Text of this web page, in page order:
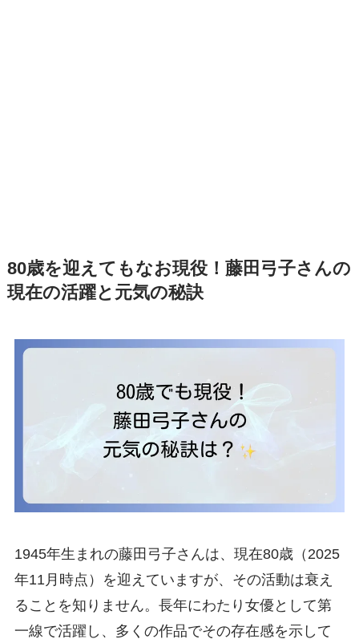
80歳を迎えてもなお現役！藤田弓子さんの
現在の活躍と元気の秘訣
1945年生まれの藤田弓子さんは、現在80歳（2025
年11月時点）を迎えていますが、その活動は衰え
ることを知りません。長年にわたり女優として第
一線で活躍し、多くの作品でその存在感を示して